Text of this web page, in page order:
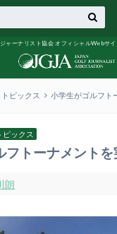
ャーナリスト協会 オフィシャルWebサ
トピックス 小学生がゴルフト
ピックス
フトーナメント
朗